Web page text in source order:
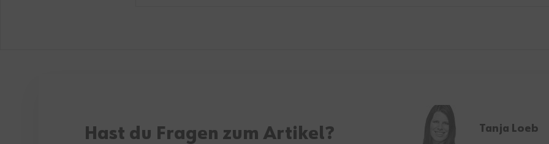
Hast du Fragen zum Artikel? Tanja Loeb